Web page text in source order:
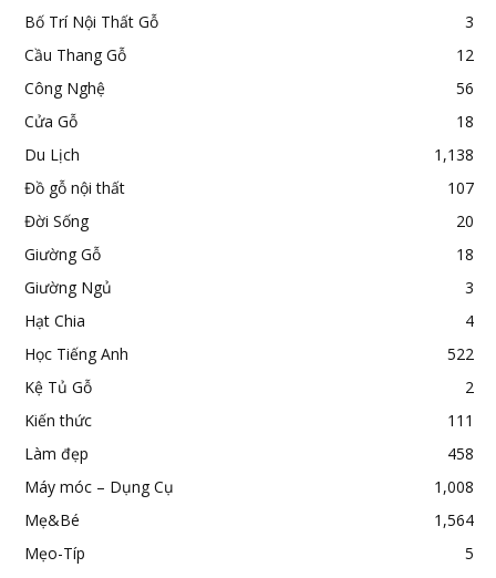
Bố Trí Nội Thất Gỗ
3
Cầu Thang Gỗ
12
Công Nghệ
56
Cửa Gỗ
18
Du Lịch
1,138
Đồ gỗ nội thất
107
Đời Sống
20
Giường Gỗ
18
Giường Ngủ
3
Hạt Chia
4
Học Tiếng Anh
522
Kệ Tủ Gỗ
2
Kiến thức
111
Làm đẹp
458
Máy móc – Dụng Cụ
1,008
Mẹ&Bé
1,564
Mẹo-Típ
5